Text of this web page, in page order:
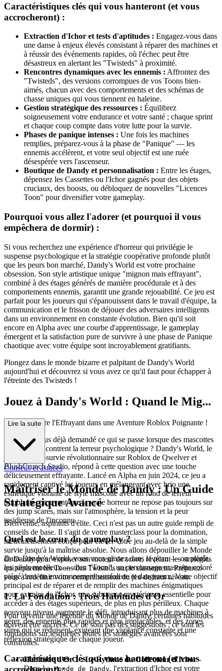
Caractéristiques clés qui vous hanteront (et vous
accrocheront) :
Extraction d'Ichor et tests d'aptitudes : Engagez-vous dans
une danse à enjeux élevés consistant à réparer des machines et
à réussir des événements rapides, où l'échec peut être
désastreux en alertant les "Twisteds" à proximité.
Rencontres dynamiques avec les ennemis : Affrontez des
"Twisteds", des versions corrompues de vos Toons bien-
aimés, chacun avec des comportements et des schémas de
chasse uniques qui vous tiennent en haleine.
Gestion stratégique des ressources : Équilibrez
soigneusement votre endurance et votre santé ; chaque sprint
et chaque coup compte dans votre lutte pour la survie.
Phases de panique intenses : Une fois les machines
remplies, préparez-vous à la phase de "Panique" — les
ennemis accélèrent, et votre seul objectif est une ruée
désespérée vers l'ascenseur.
Boutique de Dandy et personnalisation : Entre les étages,
dépensez les Cassettes ou l'Ichor gagnés pour des objets
cruciaux, des boosts, ou débloquez de nouvelles "Licences
Toon" pour diversifier votre gameplay.
Pourquoi vous allez l'adorer (et pourquoi il vous
empêchera de dormir) :
Si vous recherchez une expérience d'horreur qui privilégie le
suspense psychologique et la stratégie coopérative profonde plutôt
que les peurs bon marché, Dandy's World est votre prochaine
obsession. Son style artistique unique "mignon mais effrayant",
combiné à des étages générés de manière procédurale et à des
comportements ennemis, garantit une grande rejouabilité. Ce jeu est
parfait pour les joueurs qui s'épanouissent dans le travail d'équipe, la
communication et le frisson de déjouer des adversaires intelligents
dans un environnement en constante évolution. Bien qu'il soit
encore en Alpha avec une courbe d'apprentissage, le gameplay
émergent et la satisfaction pure de survivre à une phase de Panique
chaotique avec votre équipe sont incroyablement gratifiants.
Plongez dans le monde bizarre et palpitant de Dandy's World
aujourd'hui et découvrez si vous avez ce qu'il faut pour échapper à
l'étreinte des Twisteds !
Jouez à Dandy's World : Quand le Mig...
non Rencontre l'Effrayant dans une Aventure Roblox Poignante !
Vous êtes-vous déjà demandé ce qui se passe lorsque des mascottes
adorables rencontrent la terreur psychologique ? Dandy's World, le
jeu d'horreur-survie révolutionnaire sur Roblox de Qwelver et
BlushCrunch Studio, répond à cette question avec une touche
délicieusement effrayante. Lancé en Alpha en juin 2024, ce jeu a
rapidement captivé les joueurs en mélangeant avec brio une
esthétique vibrante de style mascotte avec un fond de terreur
troublante, prouvant que la vraie horreur ne repose pas toujours sur
des jump scares, mais sur l'atmosphère, la tension et la peur
insidieuse de l'inconnu.
Quel est le cœur du gameplay ?
Dans Dandy's World, vous vous glissez dans la peau — ou plutôt,
les pieds moelleux — d'un "Toon", un personnage mascotte coloré
piégé dans un environnement surréaliste et dangereux. Votre objectif
principal est de réparer et de remplir des machines énigmatiques
pour extraire de l'Ichor, une substance mystérieuse essentielle pour
accéder à des étages supérieurs, de plus en plus périlleux. Chaque
nouveau niveau augmente le défi, introduisant plus de machines à
gérer, des ennemis plus rapides et plus implacables, et des zones
sûres qui se réduisent, exigeant une vigilance constante et une
réflexion stratégique de chaque joueur.
Caractéristiques clés qui vous hanteront (et vous
Lire la suite
Conseils et astuces
Maîtriser le Monde de Dandy : Un Guide
Stratégique Avancé
Bienvenue, aspirants d'élite. Ceci n'est pas un autre guide rempli de
conseils de base. Il s'agit de votre masterclass pour la domination,
méticuleusement conçu pour élever votre jeu au-delà de la simple
survie jusqu'à la maîtrise absolue. Nous allons dépouiller le Monde
de Dandy pour exposer son moteur de score, révélant les stratégies
qui séparent les Toons des Twisteds sur le classement. Préparez-
vous à redéfinir votre compréhension du jeu de haut niveau.
1. La Fondation : Trois Habitudes d'Or
Pour devenir une légende du Monde de Dandy, certaines habitudes
doivent être ancrées. Ce ne sont pas des suggestions ; ce sont les
fondations sur lesquelles toutes les stratégies avancées sont
construites.
Habitude d'Or 1 : Le Rythme du Collecteur d'Ichor-
Dansle Monde de Dandy, l'extraction d'Ichor est votre